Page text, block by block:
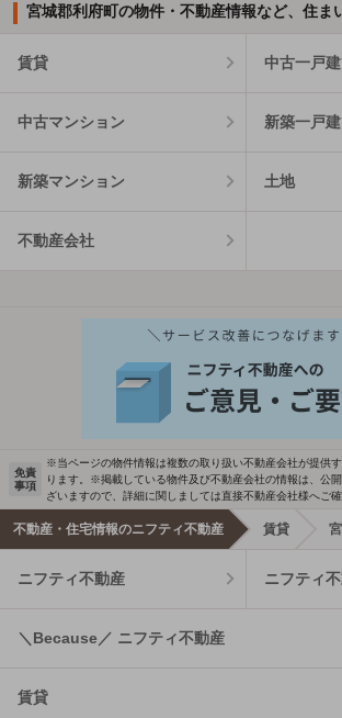
宮城郡利府町の物件・不動産情報など、住ま
賃貸 中古一戸
中古マンション 新築一戸
新築マンション 土地
不動産会社
免責
事項
※当ページの物件情報は複数の取り扱い不動産会社が提供
ります。※掲載している物件及び不動産会社の情報は、公
ざいますので、詳細に関しましては直接不動産会社様へご確
不動産・住宅情報のニフティ不動産 賃貸
ニフティ不動産 ニフティ
＼Because／ ニフティ不動産
賃貸